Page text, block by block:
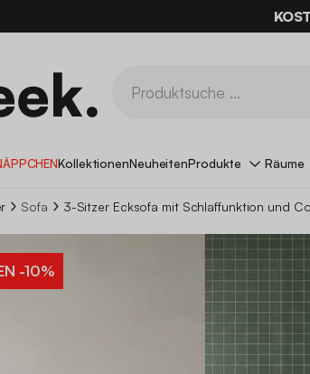
AUF DER
KollektionenNeuheitenProdukte Räume
Sofa 3-Sitzer Ecksofa mit Schlaffunktion und
-10%